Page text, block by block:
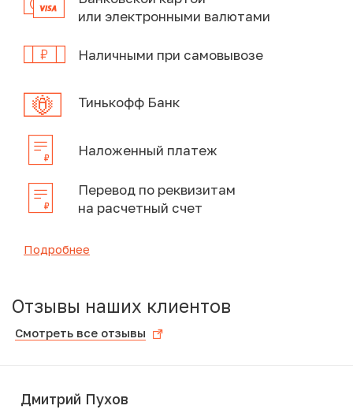
или электронными валютами
Наличными при самовывозе
Тинькофф Банк
Наложенный платеж
Перевод по реквизитам
на расчетный счет
Подробнее
Отзывы наших клиентов
Смотреть все отзывы
Дмитрий Пухов